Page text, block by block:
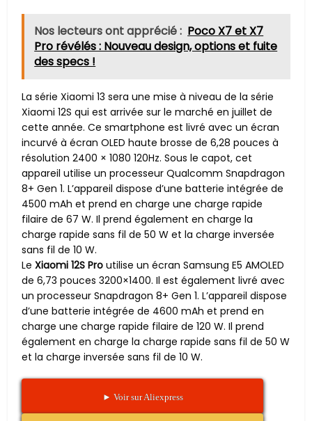
Nos lecteurs ont apprécié : Poco X7 et X7
Pro révélés : Nouveau design, options et fuite
des specs !
La série Xiaomi 13 sera une mise à niveau de la série
Xiaomi 12S qui est arrivée sur le marché en juillet de
cette année. Ce smartphone est livré avec un écran
incurvé à écran OLED haute brosse de 6,28 pouces à
résolution 2400 × 1080 120Hz. Sous le capot, cet
appareil utilise un processeur Qualcomm Snapdragon
8+ Gen 1. L’appareil dispose d’une batterie intégrée de
4500 mAh et prend en charge une charge rapide
filaire de 67 W. Il prend également en charge la
charge rapide sans fil de 50 W et la charge inversée
sans fil de 10 W.
LeXiaomi 12S Pro utilise un écran Samsung E5 AMOLED
de 6,73 pouces 3200×1400. Il est également livré avec
un processeur Snapdragon 8+ Gen 1. L’appareil dispose
d’une batterie intégrée de 4600 mAh et prend en
charge une charge rapide filaire de 120 W. Il prend
également en charge la charge rapide sans fil de 50 W
et la charge inversée sans fil de 10 W.
► Voir sur Aliexpress